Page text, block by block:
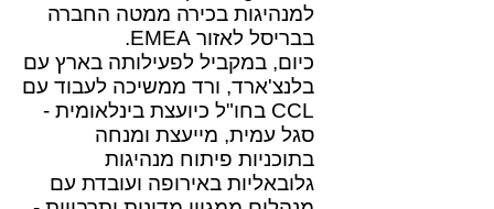
למנהיגות בכירה ממטה החברה
בבריסל לאזור EMEA.
כיום, במקביל לפעילותה בארץ עם
בלנצ'ארד, ורד ממשיכה לעבוד עם
CCL בחו"ל כיועצת בינלאומית -
סגל עמית, מייעצת ומנחה
בתוכניות פיתוח מנהיגות
גלובאליות באירופה ועובדת עם